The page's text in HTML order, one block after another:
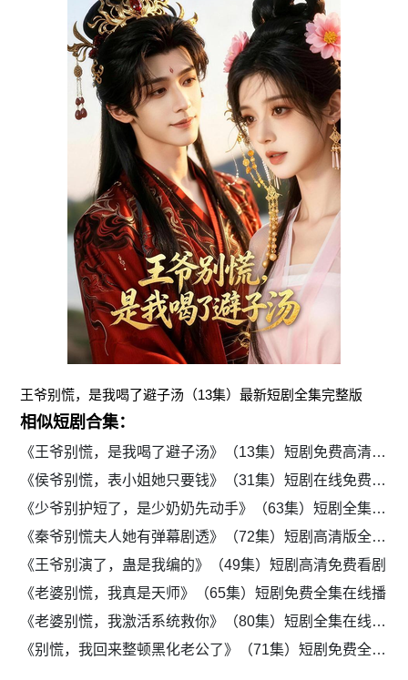
王爷别慌，是我喝了避子汤（13集）最新短剧全集完整版
相似短剧合集：
《王爷别慌，是我喝了避子汤》（13集）短剧免费高清观影
《侯爷别慌，表小姐她只要钱》（31集）短剧在线免费追全集
《少爷别护短了，是少奶奶先动手》（63集）短剧全集免费在线追
《秦爷别慌夫人她有弹幕剧透》（72集）短剧高清版全集免费放送
《王爷别演了，蛊是我编的》（49集）短剧高清免费看剧
《老婆别慌，我真是天师》（65集）短剧免费全集在线播
《老婆别慌，我激活系统救你》（80集）短剧全集在线畅看
《别慌，我回来整顿黑化老公了》（71集）短剧免费全集手机追剧